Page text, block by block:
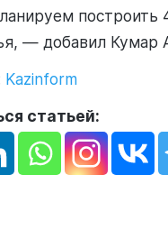
построить
— добавил Кумар
Kazinform
статьей: